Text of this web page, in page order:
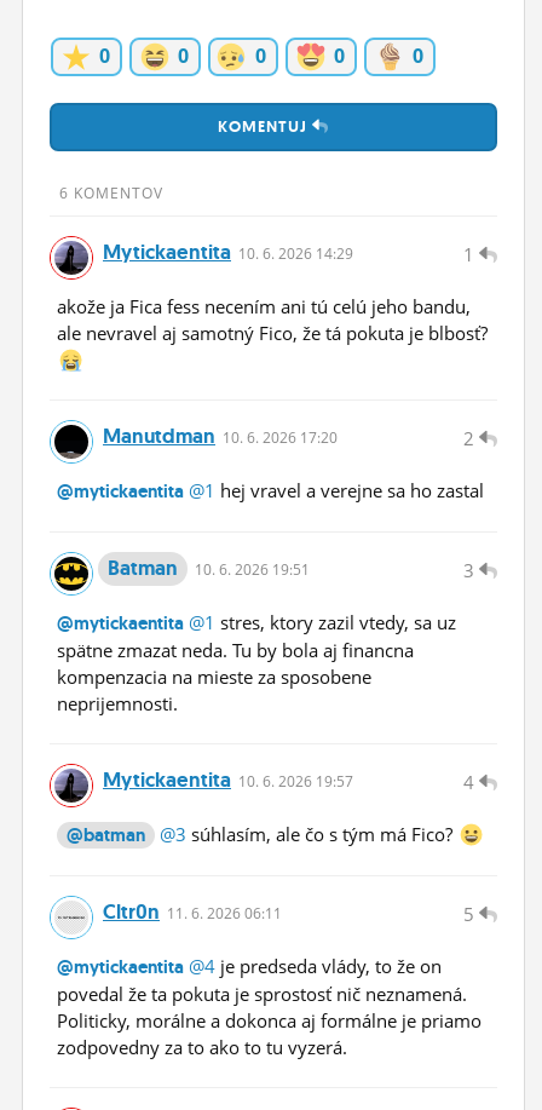
NASTAVENIA
0 0 0 0 0
KOMENTUJ
6 KOMENTOV
1
Mytickaentita 10. 6. 2026 14:29
akože ja Fica fess necením ani tú celú jeho bandu,
ale nevravel aj samotný Fico, že tá pokuta je blbosť?
2
Manutdman 10. 6. 2026 17:20
@mytickaentita @1 hej vravel a verejne sa ho zastal
3
Batman 10. 6. 2026 19:51
@mytickaentita @1 stres, ktory zazil vtedy, sa uz
spätne zmazat neda. Tu by bola aj financna
kompenzacia na mieste za sposobene
neprijemnosti.
4
Mytickaentita 10. 6. 2026 19:57
@batman @3 súhlasím, ale čo s tým má Fico?
5
Cltr0n 11. 6. 2026 06:11
@mytickaentita @4 je predseda vlády, to že on
povedal že ta pokuta je sprostosť nič neznamená.
Politicky, morálne a dokonca aj formálne je priamo
zodpovedny za to ako to tu vyzerá.